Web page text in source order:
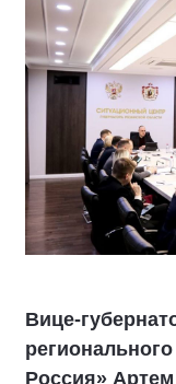
Вице-
Россия»